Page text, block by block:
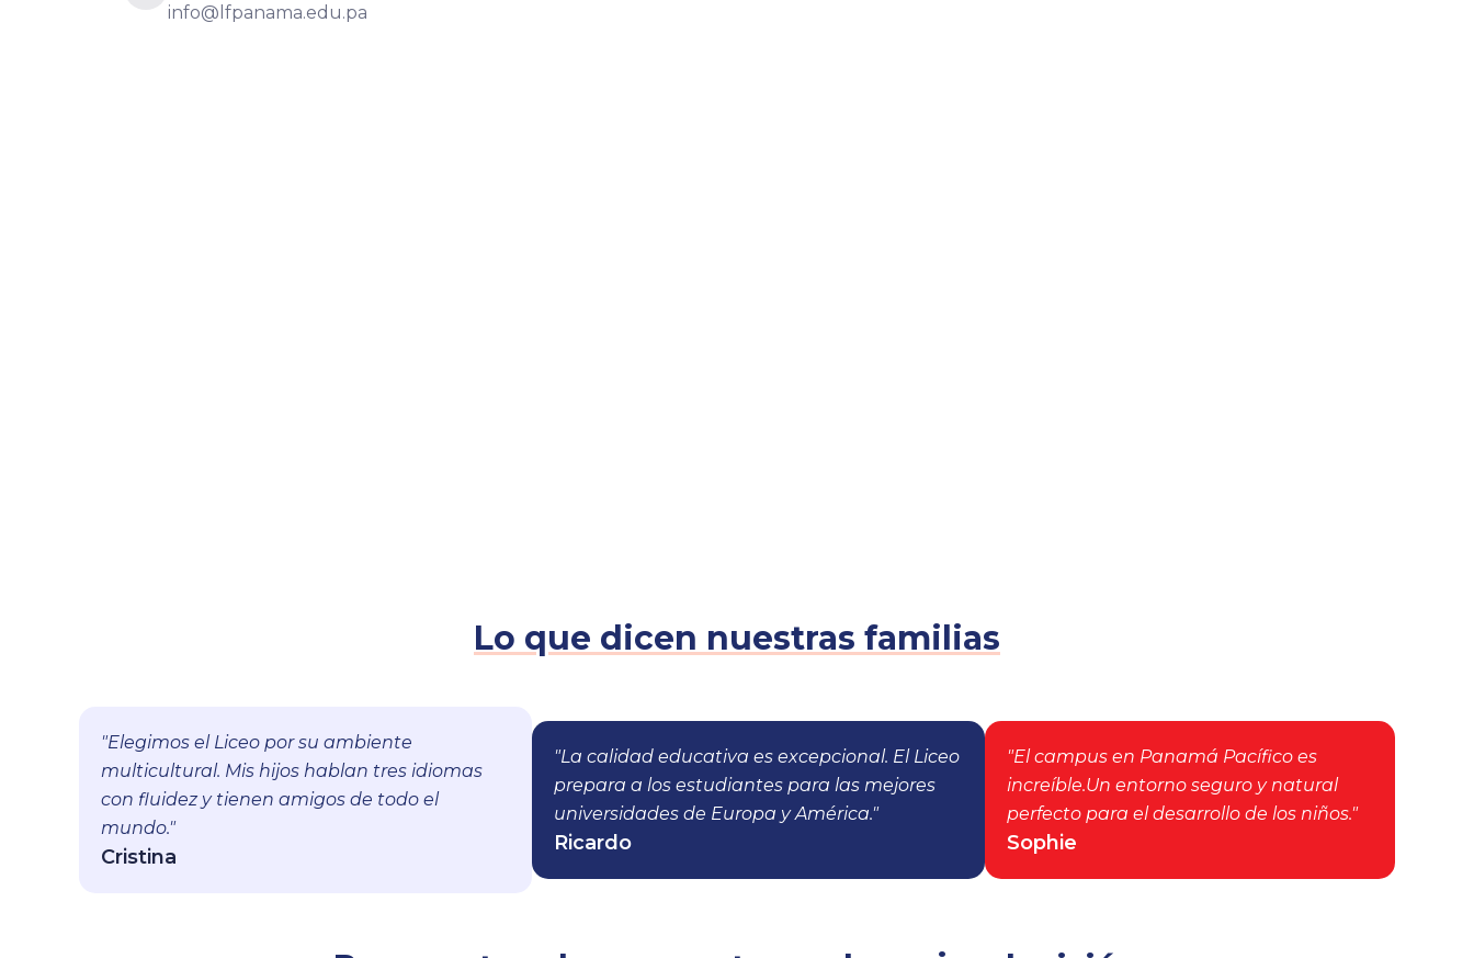
info@lfpanama.edu.pa
Lo que dicen nuestras familias
"Elegimos el Liceo por su ambiente
multicultural. Mis hijos hablan tres idiomas
con fluidez y tienen amigos de todo el
mundo."
Cristina
"La calidad educativa es excepcional. El Liceo
prepara a los estudiantes para las mejores
universidades de Europa y América."
Ricardo
"El campus en Panamá Pacífico es
increíble.Un entorno seguro y natural
perfecto para el desarrollo de los niños."
Sophie